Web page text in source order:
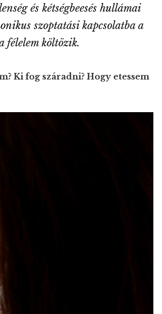
és kétségbeesés hullámai
szoptatási kapcsolatba a
félelem költözik.
Ki fog száradni? Hogy etessem